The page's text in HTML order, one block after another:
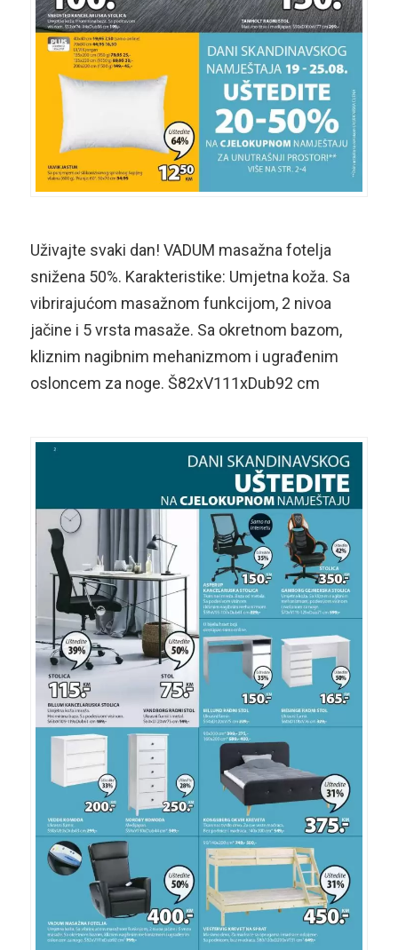
Uživajte svaki dan! VADUM masažna fotelja
snižena 50%. Karakteristike: Umjetna koža. Sa
vibrirajućom masažnom funkcijom, 2 nivoa
jačine i 5 vrsta masaže. Sa okretnom bazom,
kliznim nagibnim mehanizmom i ugrađenim
osloncem za noge. Š82xV111xDub92 cm